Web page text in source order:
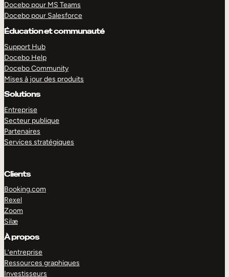
Docebo pour MS Teams
Docebo pour Salesforce
Éducation et communauté
Support Hub
Docebo Help
Docebo Community
Mises à jour des produits
Solutions
Entreprise
Secteur publique
Partenaires
Services stratégiques
Clients
Booking.com
Rexel
Zoom
Silæ
À propos
L’entreprise
Ressources graphiques
Investisseurs